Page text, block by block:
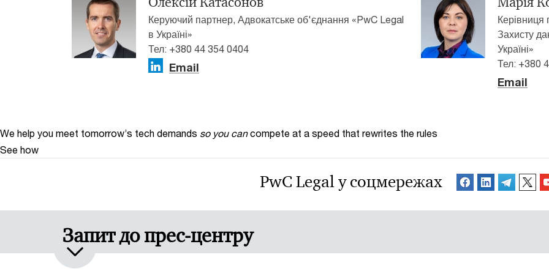
Керуючий партнер, Адвокатське об'єднання «PwC Legal
в Україні»
Тел: +380 44 354 0404
Email
Керівниця
Захисту
Україні»
Тел: +380
Email
We help you meet tomorrow’s tech demands so you can compete at a speed that rewrites the rules
See how
PwC Legal у соцмережах
Запит до прес-центру